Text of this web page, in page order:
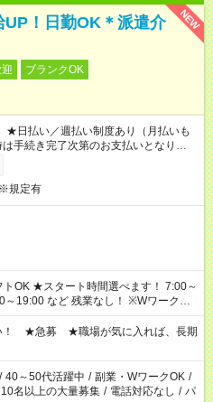
NEW
UP！日勤OK＊派遣介
ブランクOK
日払い／週払い制度あり（月払いも
手続き完了次第のお支払いとなりま
規定有
す！ 7:00～
など 残業なし！ ※Wワークの
週40時間超の就業はご案内できませ
間以上勤務は社会保険への加入対象
（日雇い派遣の原則禁止）により、
案内が難しい場合があります
！ ★急募 ★職場が気に入れば、長期
/ 40～50代活躍中 / 副業・WワークOK /
10名以上の大量募集 / 電話対応なし / パ